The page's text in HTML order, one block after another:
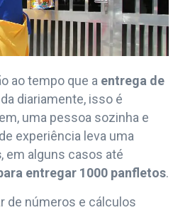
ao tempo que a entrega de
diariamente, isso é
uma pessoa sozinha e
experiência leva uma
, em alguns casos até
entregar 1000 panfletos.
de números e cálculos